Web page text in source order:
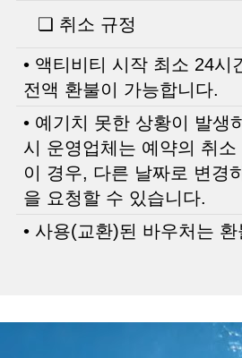
❏ 취소 규정
• 액티비티 시작 최소 24시
전액 환불이 가능합니다.
• 예기치 못한 상황이 발생
시 운영업체는 예약의 취
이 경우, 다른 날짜로 변경
을 요청할 수 있습니다.
• 사용(교환)된 바우처는